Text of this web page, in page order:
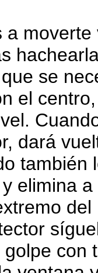
a
se
el
dará
también
elimina
con